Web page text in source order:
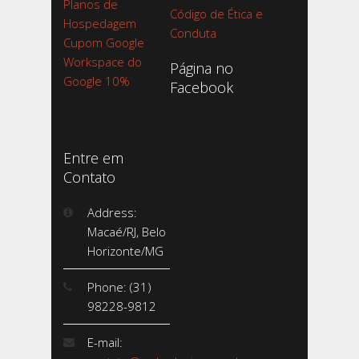
Planos de
Hospedagem
Cupom Google
Workspace do
Google 10%
Código de Ética e
Conduta
Página no
Facebook
Entre em
Contato
Address:
Macaé/RJ, Belo
Horizonte/MG
Phone: (31)
98228-9812
E-mail: